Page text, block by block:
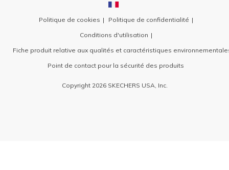
Politique de cookies
Politique de confidentialité
Conditions d'utilisation
Fiche produit relative aux qualités et caractéristiques
Point de contact pour la sécurité des produits
Copyright 2026 SKECHERS USA, Inc.